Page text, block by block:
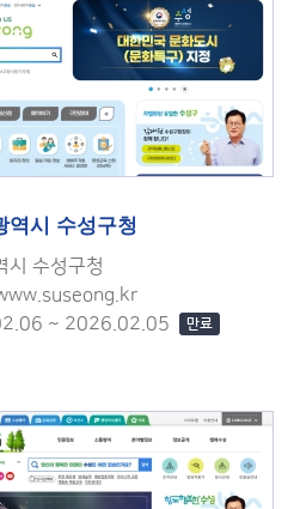
역시 수성구청
시 수성구청
~ 2026.02.05
만료